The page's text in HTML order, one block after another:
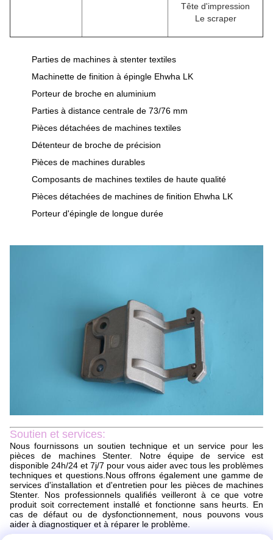
Tête d'impression
Le scraper
Parties de machines à stenter textiles
Machinette de finition à épingle Ehwha LK
Porteur de broche en aluminium
Parties à distance centrale de 73/76 mm
Pièces détachées de machines textiles
Détenteur de broche de précision
Pièces de machines durables
Composants de machines textiles de haute qualité
Pièces détachées de machines de finition Ehwha LK
Porteur d'épingle de longue durée
Soutien et services:
Nous fournissons un soutien technique et un service pour les
pièces de machines Stenter. Notre équipe de service est
disponible 24h/24 et 7j/7 pour vous aider avec tous les problèmes
techniques et questions.Nous offrons également une gamme de
services d'installation et d'entretien pour les pièces de machines
Stenter. Nos professionnels qualifiés veilleront à ce que votre
produit soit correctement installé et fonctionne sans heurts. En
cas de défaut ou de dysfonctionnement, nous pouvons vous
aider à diagnostiquer et à réparer le problème.